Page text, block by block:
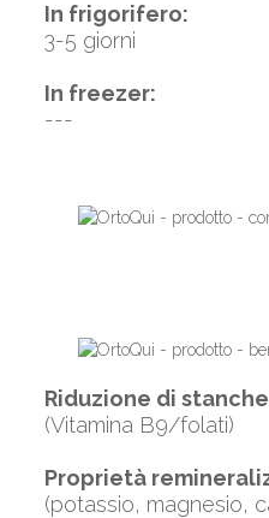
In frigorifero:
3-5 giorni
In freezer:
---
Riduzione di
(Vitamina B9/folati)
Proprietà
(potassio, magnesio,